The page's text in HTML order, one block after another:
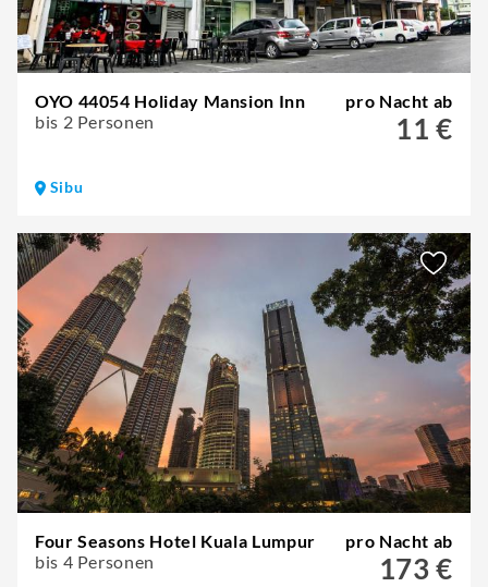
OYO 44054 Holiday Mansion Inn
bis 2 Personen
pro Nacht ab
11 €
Sibu
Four Seasons Hotel Kuala Lumpur
bis 4 Personen
pro Nacht ab
173 €